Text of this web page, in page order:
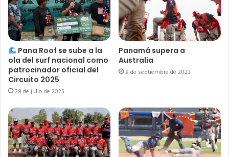
Pana Roof se sube a la
ola del surf nacional como
patrocinador oficial del
Circuito 2025
28 de julio de 2025
Panamá supera a
Australia
8 de septiembre de 2023